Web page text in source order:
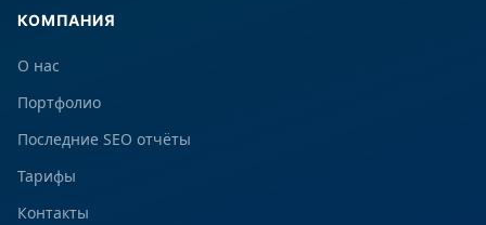
КОМПАНИЯ
О нас
Портфолио
Последние SEO отчёты
Тарифы
Контакты